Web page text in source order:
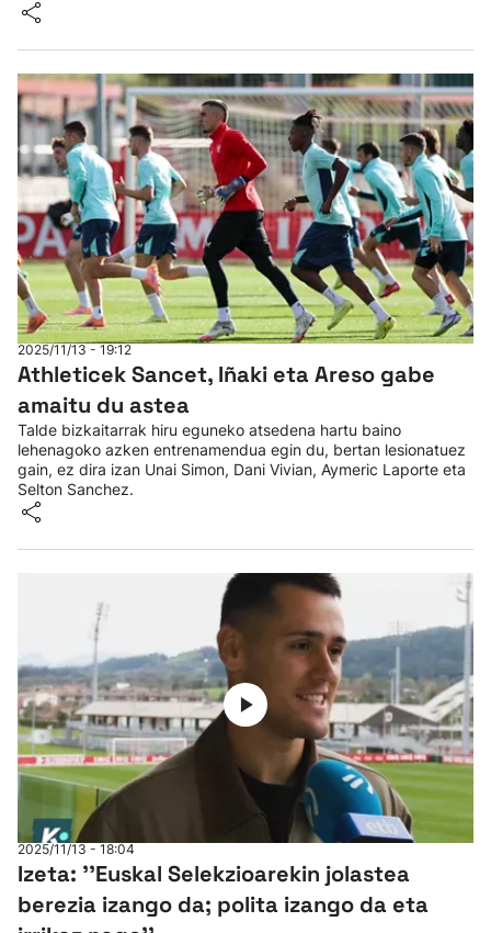
2025/11/13 - 19:12
Athleticek Sancet, Iñaki eta Areso gabe
amaitu du astea
Talde bizkaitarrak hiru eguneko atsedena hartu baino
lehenagoko azken entrenamendua egin du, bertan lesionatuez
gain, ez dira izan Unai Simon, Dani Vivian, Aymeric Laporte eta
Selton Sanchez.
2025/11/13 - 18:04
Izeta: ''Euskal Selekzioarekin jolastea
berezia izango da; polita izango da eta